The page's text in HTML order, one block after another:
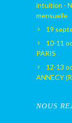
intuition -
mensuelle
19
10-11
PARIS
12-13
ANNECY
NOUS